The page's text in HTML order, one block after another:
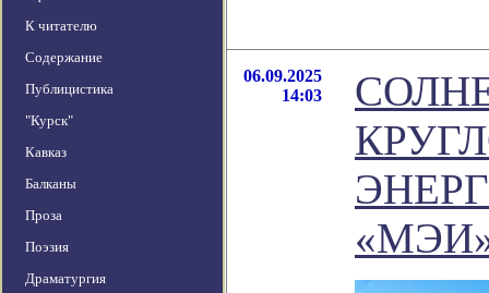
К читателю
Содержание
Публицистика
"Курск"
Кавказ
Балканы
Проза
Поэзия
Драматургия
06.09.2025
14:03